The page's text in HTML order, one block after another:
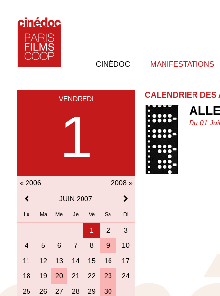
CINÉDOC MANIFESTATIONS
VENDREDI
1
« 2006
2008 »
JUIN 2007
Lu Ma Me Je Ve Sa Di
1 2
3
4
5 6 7 8 9
10
11
12 13 14 15 16
17
18
19 20 21 22 23
24
25
26 27 28 29 30
CALENDRIER DES
Du 01